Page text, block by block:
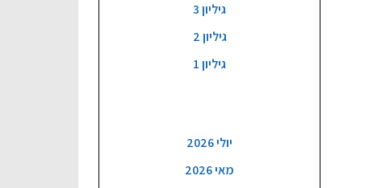
גיליון 3
גיליון 2
גיליון 1
יולי 2026
מאי 2026